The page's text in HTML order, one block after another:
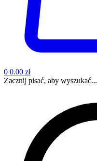
0 0.00 zł
Zacznij pisać, aby wyszukać...